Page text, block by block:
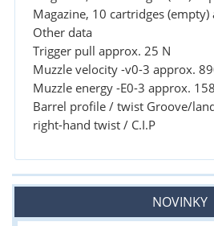
Magazine, 10 cartridges
Other data
Trigger pull approx. 25 N
Muzzle velocity -v0-3 approx.
Muzzle energy -E0-3 approx.
Barrel profile / twist Groove/
right-hand twist / C.I.P
NOVINKY